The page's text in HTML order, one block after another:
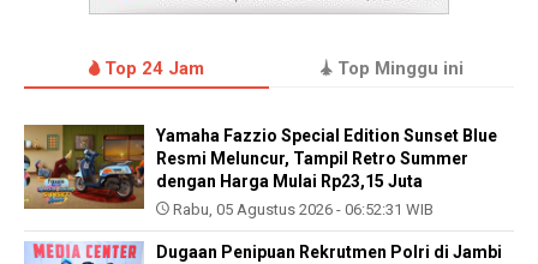
Top 24 Jam Top Minggu ini
Yamaha Fazzio Special Edition Sunset Blue
Resmi Meluncur, Tampil Retro Summer
dengan Harga Mulai Rp23,15 Juta
Rabu, 05 Agustus 2026 - 06:52:31 WIB
Dugaan Penipuan Rekrutmen Polri di Jambi